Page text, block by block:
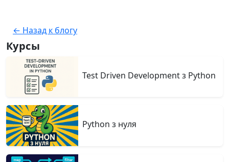
← Назад к блогу
Курсы
Test Driven Development з Python
Python з нуля